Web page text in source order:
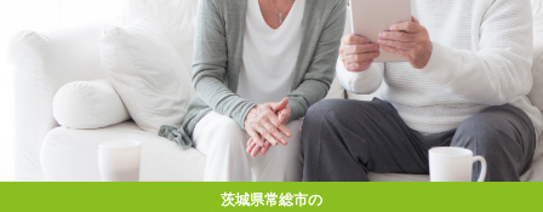
茨城県常総市の